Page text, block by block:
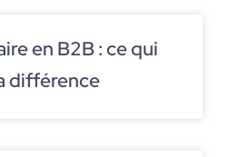
en B2B : ce qui
différence